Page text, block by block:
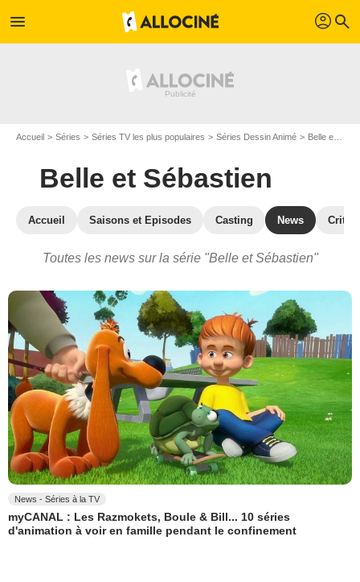
menu profil search
Accueil Séries Séries TV les plus populaires Séries Dessin Animé Belle et Sébastien
Belle et Sébastien
Accueil Saisons et Episodes Casting News
Toutes les news sur la série "Belle et Sébastien"
News - Séries à la TV
myCANAL : Les Razmokets, Boule & Bill... 10 séries
d'animation à voir en famille pendant le confinement